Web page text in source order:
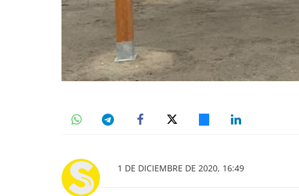
1 DE DICIEMBRE DE 2020, 16:49